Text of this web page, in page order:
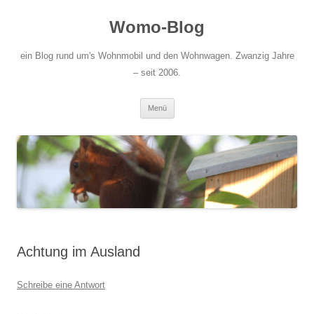
Womo-Blog
ein Blog rund um's Wohnmobil und den Wohnwagen. Zwanzig Jahre
– seit 2006.
Menü
Achtung im Ausland
Schreibe eine Antwort